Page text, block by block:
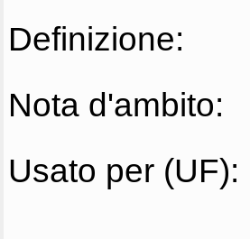
Definizione:
Nota d'ambito:
Usato per (UF):